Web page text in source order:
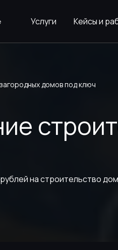
Услуги Кейсы и
домов под ключ
на строительство